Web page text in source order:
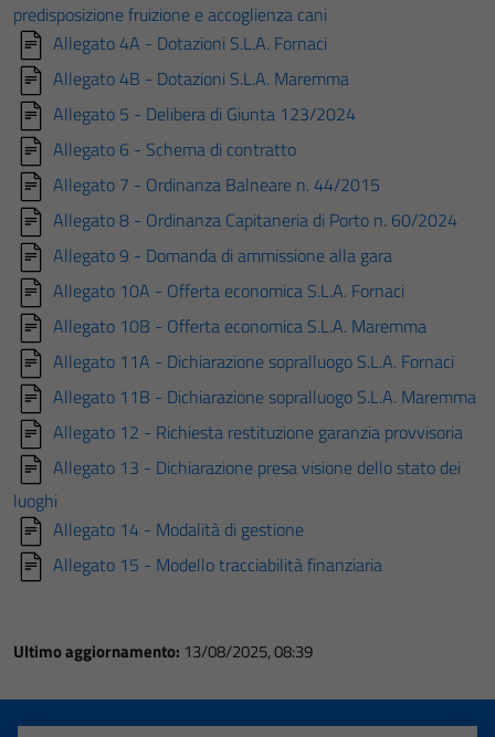
predisposizione fruizione e accoglienza cani
Allegato 4A - Dotazioni S.L.A. Fornaci
Allegato 4B - Dotazioni S.L.A. Maremma
Allegato 5 - Delibera di Giunta 123/2024
Allegato 6 - Schema di contratto
Allegato 7 - Ordinanza Balneare n. 44/2015
Allegato 8 - Ordinanza Capitaneria di Porto n. 60/2024
Allegato 9 - Domanda di ammissione alla gara
Allegato 10A - Offerta economica S.L.A. Fornaci
Allegato 10B - Offerta economica S.L.A. Maremma
Allegato 11A - Dichiarazione sopralluogo S.L.A. Fornaci
Allegato 11B - Dichiarazione sopralluogo S.L.A. Maremma
Allegato 12 - Richiesta restituzione garanzia provvisoria
Allegato 13 - Dichiarazione presa visione dello stato dei
luoghi
Allegato 14 - Modalità di gestione
Allegato 15 - Modello tracciabilità finanziaria
Ultimo aggiornamento: 13/08/2025, 08:39